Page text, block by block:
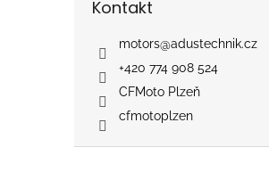
Kontakt
motors@adustechnik.cz
+420 774 908 524
CFMoto Plzeň
cfmotoplzen